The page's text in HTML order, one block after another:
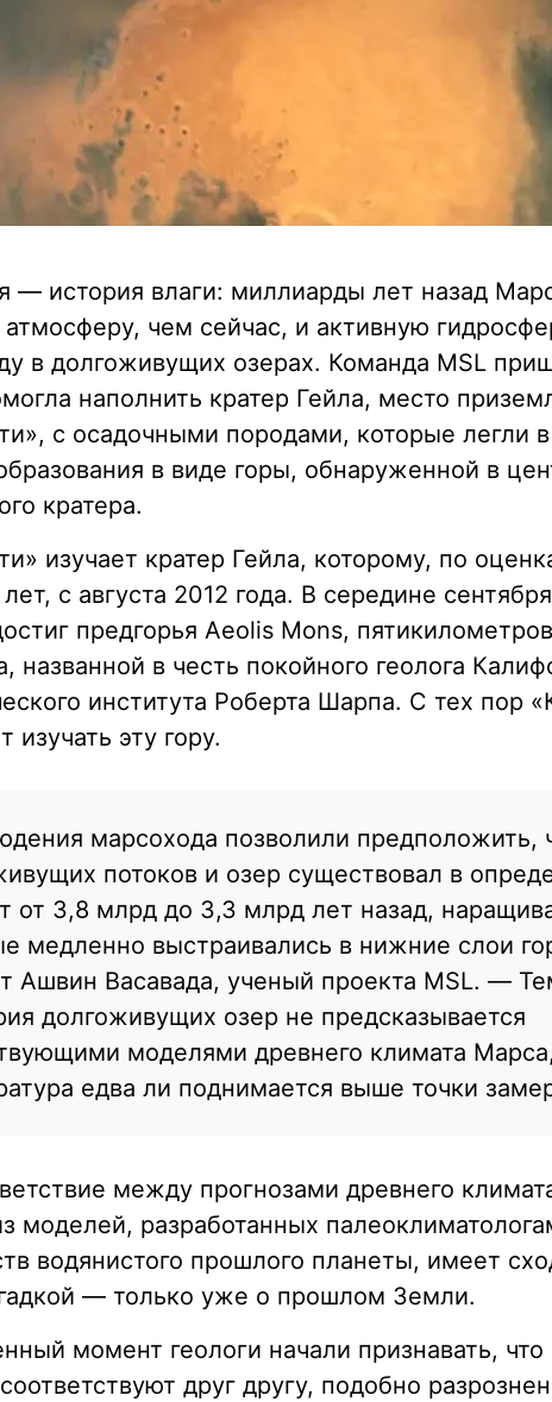
— история влаги: миллиарды лет назад
чем сейчас, и активную
в долгоживущих озерах. Команда MSL
наполнить кратер Гейла, место
с осадочными породами, которые легли
в виде горы, обнаруженной в
кратера.
изучает кратер Гейла, которому, по
с августа 2012 года. В середине
предгорья Aeolis Mons,
названной в честь покойного геолога
института Роберта Шарпа. С тех пор
изучать эту гору.
марсохода позволили предположить,
потоков и озер существовал в
от 3,8 млрд до 3,3 млрд лет назад,
медленно выстраивались в нижние слои
Ашвин Васавада, ученый проекта MSL. —
долгоживущих озер не предсказывается
моделями древнего климата
едва ли поднимается выше точки
между прогнозами древнего
моделей, разработанных
водянистого прошлого планеты, имеет
— только уже о прошлом Земли.
момент геологи начали признавать,
друг другу, подобно